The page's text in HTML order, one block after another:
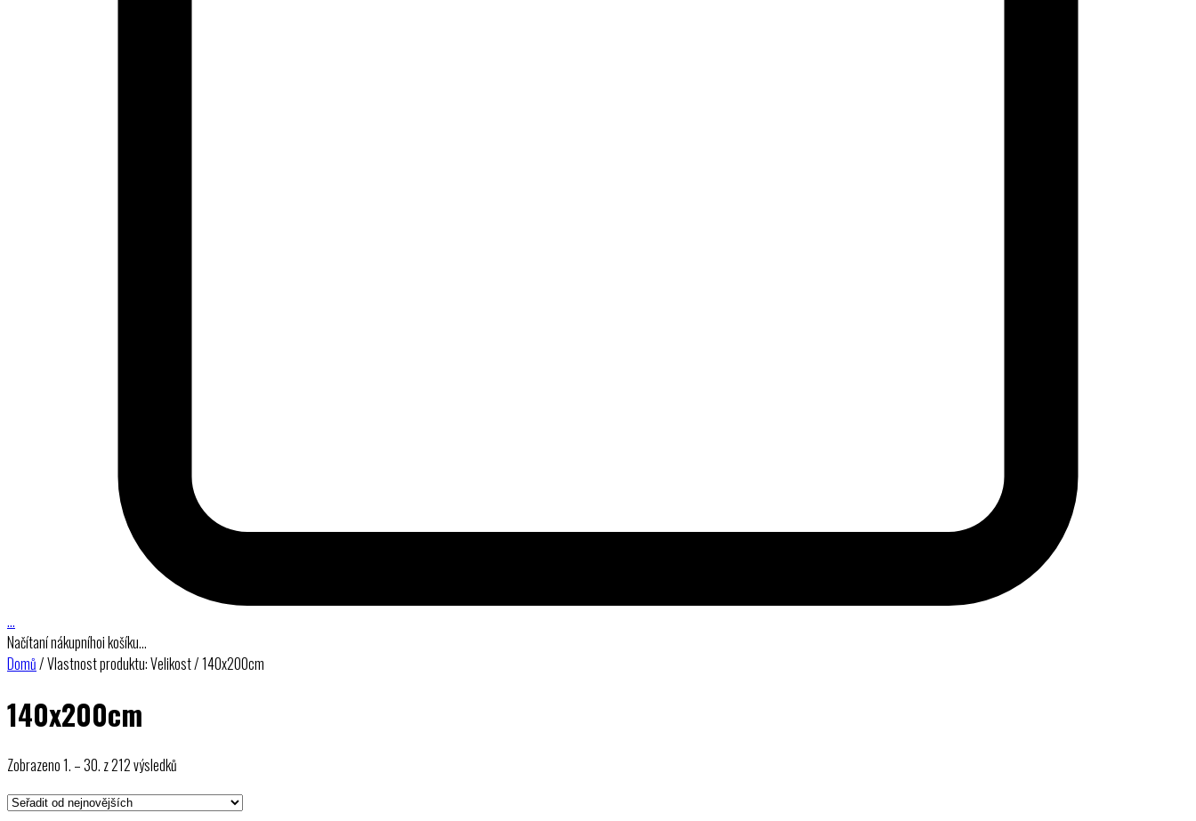
…
Načítaní nákupníhoi košíku…
Domů/ Vlastnost produktu: Velikost / 140x200cm
140x200cm
Zobrazeno 1. – 30. z 212 výsledků
nejnovějších